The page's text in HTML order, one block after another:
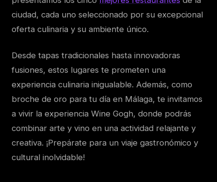
ciudad, cada uno seleccionado por su excepcional
oferta culinaria y su ambiente único.
Desde tapas tradicionales hasta innovadoras
fusiones, estos lugares te prometen una
experiencia culinaria inigualable. Además, como
broche de oro para tu día en Málaga, te invitamos
a vivir la experiencia Wine Gogh, donde podrás
combinar arte y vino en una actividad relajante y
creativa. ¡Prepárate para un viaje gastronómico y
cultural inolvidable!